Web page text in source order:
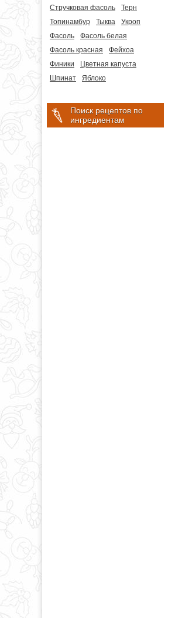
Стручковая фасоль
Терн
Топинамбур
Тыква
Укроп
Фасоль
Фасоль белая
Фасоль красная
Фейхоа
Финики
Цветная капуста
Шпинат
Яблоко
Поиск рецептов по
ингредиентам